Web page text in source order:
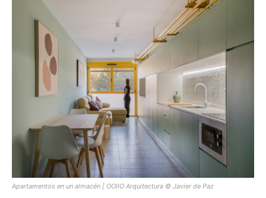
Apartamentos en un almacén | OOIIO Arquitectura © Javier de Paz